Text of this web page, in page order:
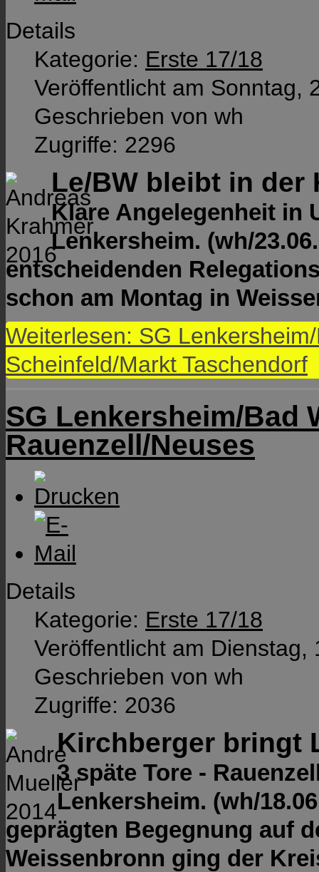
Details
Kategorie: Erste 17/18
Veröffentlicht am Sonntag,
Geschrieben von wh
Zugriffe: 2296
Le/BW bleibt in der
Klare Angelegenheit in
Lenkersheim. (wh/
entscheidenden
schon am Montag in
Weiterlesen: SG
Scheinfeld/Markt Taschendorf
SG Lenkersheim/Bad
Rauenzell/Neuses
Details
Kategorie: Erste 17/18
Veröffentlicht am Dienstag,
Geschrieben von wh
Zugriffe: 2036
Kirchberger bringt
3 späte Tore -
Lenkersheim. (wh/
geprägten Begegnung auf
Weissenbronn ging der